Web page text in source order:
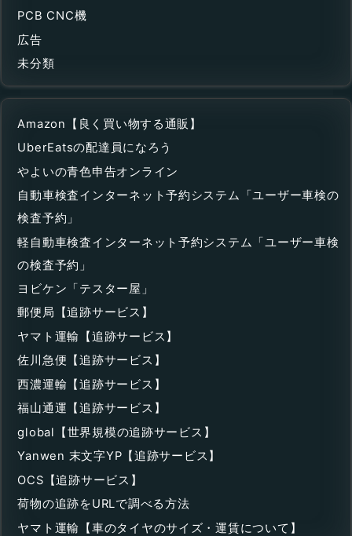
PCB CNC機
広告
未分類
Amazon【良く買い物する通販】
UberEatsの配達員になろう
やよいの青色申告オンライン
自動車検査インターネット予約システム「ユーザー車検の
検査予約」
軽自動車検査インターネット予約システム「ユーザー車検
の検査予約」
ヨビケン「テスター屋」
郵便局【追跡サービス】
ヤマト運輸【追跡サービス】
佐川急便【追跡サービス】
西濃運輸【追跡サービス】
福山通運【追跡サービス】
global【世界規模の追跡サービス】
Yanwen 末文字YP【追跡サービス】
OCS【追跡サービス】
荷物の追跡をURLで調べる方法
ヤマト運輸【車のタイヤのサイズ・運賃について】